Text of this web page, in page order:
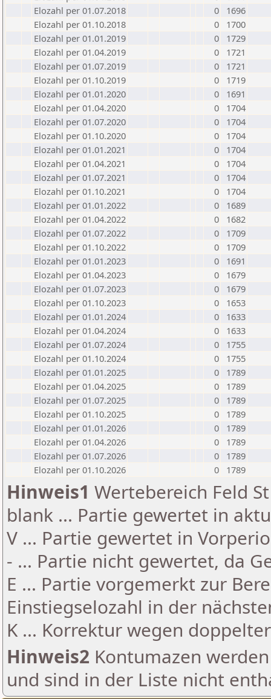
Elozahl per 01.07.2018
0
1696
Elozahl per 01.10.2018
0
1700
Elozahl per 01.01.2019
0
1729
Elozahl per 01.04.2019
0
1721
Elozahl per 01.07.2019
0
1721
Elozahl per 01.10.2019
0
1719
Elozahl per 01.01.2020
0
1691
Elozahl per 01.04.2020
0
1704
Elozahl per 01.07.2020
0
1704
Elozahl per 01.10.2020
0
1704
Elozahl per 01.01.2021
0
1704
Elozahl per 01.04.2021
0
1704
Elozahl per 01.07.2021
0
1704
Elozahl per 01.10.2021
0
1704
Elozahl per 01.01.2022
0
1689
Elozahl per 01.04.2022
0
1682
Elozahl per 01.07.2022
0
1709
Elozahl per 01.10.2022
0
1709
Elozahl per 01.01.2023
0
1691
Elozahl per 01.04.2023
0
1679
Elozahl per 01.07.2023
0
1679
Elozahl per 01.10.2023
0
1653
Elozahl per 01.01.2024
0
1633
Elozahl per 01.04.2024
0
1633
Elozahl per 01.07.2024
0
1755
Elozahl per 01.10.2024
0
1755
Elozahl per 01.01.2025
0
1789
Elozahl per 01.04.2025
0
1789
Elozahl per 01.07.2025
0
1789
Elozahl per 01.10.2025
0
1789
Elozahl per 01.01.2026
0
1789
Elozahl per 01.04.2026
0
1789
Elozahl per 01.07.2026
0
1789
Elozahl per 01.10.2026
0 1789
Hinweis1 Wertebereich Feld
blank ... Partie gewertet in
V ... Partie gewertet in
- ... Partie nicht gewertet, da
E ... Partie vorgemerkt zur
Einstiegselozahl in der
K ... Korrektur wegen
Hinweis2 Kontumazen
und sind in der Liste nicht